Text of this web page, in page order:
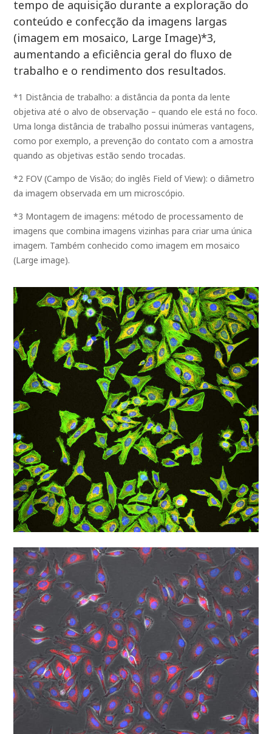
tempo de aquisição durante a exploração do
conteúdo e confecção da imagens largas
(imagem em mosaico, Large Image)*3,
aumentando a eficiência geral do fluxo de
trabalho e o rendimento dos resultados.
*1 Distância de trabalho: a distância da ponta da lente
objetiva até o alvo de observação – quando ele está no foco.
Uma longa distância de trabalho possui inúmeras vantagens,
como por exemplo, a prevenção do contato com a amostra
quando as objetivas estão sendo trocadas.
*2 FOV (Campo de Visão; do inglês Field of View): o diâmetro
da imagem observada em um microscópio.
*3 Montagem de imagens: método de processamento de
imagens que combina imagens vizinhas para criar uma única
imagem. Também conhecido como imagem em mosaico
(Large image).